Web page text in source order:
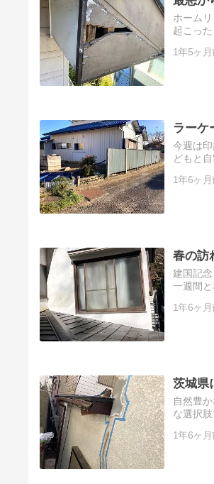
ホーム
起こっ
て…
1年5ヶ
ラーケ
今週は
どもと
の…
1年6ヶ
春の訪
建国記
一週間
1年6ヶ
茨城県
自然豊
な選択
に、…
1年6ヶ